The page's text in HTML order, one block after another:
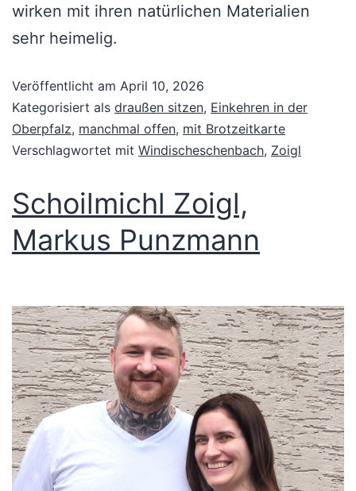
wirken mit ihren natürlichen Materialien
sehr heimelig.
Veröffentlicht am April 10, 2026
Kategorisiert als draußen sitzen, Einkehren in der
Oberpfalz, manchmal offen, mit Brotzeitkarte
Verschlagwortet mit Windischeschenbach, Zoigl
Schoilmichl Zoigl,
Markus Punzmann